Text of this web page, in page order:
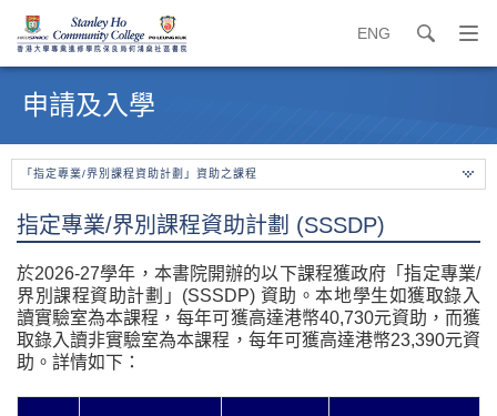
ENG search
打
開
始
申請及入學
「指定專業/界別課程資助計劃」資助之課程
指定專業/界別課程資助計劃 (SSSDP)
於2026-27學年，本書院開辦的以下課程獲政府「指定專業/
界別課程資助計劃」(SSSDP) 資助。本地學生如獲取錄入
讀實驗室為本課程，每年可獲高達港幣40,730元資助，而獲
取錄入讀非實驗室為本課程，每年可獲高達港幣23,390元資
助。詳情如下：